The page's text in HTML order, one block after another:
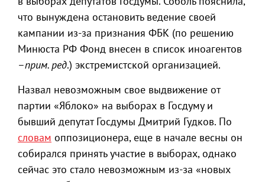
что вынуждена остановить ведение своей
кампании из-за признания ФБК (по решению
Минюста РФ Фонд внесен в список иноагентов
–прим. ред.) экстремистской организацией.
Назвал невозможным свое выдвижение от
партии «Яблоко» на выборах в Госдуму и
бывший депутат Госдумы Дмитрий Гудков. По
словам оппозиционера, еще в начале весны он
собирался принять участие в выборах, однако
сейчас это стало невозможным из-за «новых